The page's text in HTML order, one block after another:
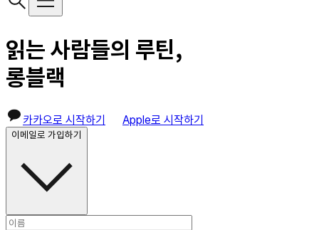
읽는 사람들의 루틴,
롱블랙
카카오로 시작하기 Apple로 시작하기
이메일로 가입하기